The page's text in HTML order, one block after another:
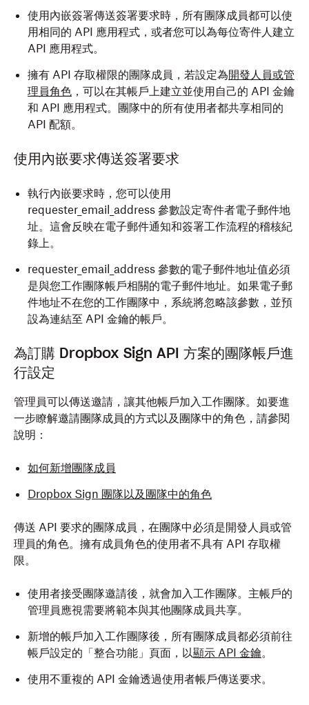
使用內嵌簽署傳送簽署要求時 ，所有團隊成員都可以使
用相同的 API 應用程式 ， 或者您可以為每位寄件人建立
API 應用程式。
擁有 API 存取權限的團隊成員 ， 若設定為開發人員或管
理員角色 ， 可以在其帳戶上建立並使用自己的 API 金鑰
和 API 應用程式。團隊中的所有使用者都共享相同的
API 配額。
使用內嵌要求傳送簽署要求
執行內嵌要求時，您可以使用
requester_email_address 參數設定寄件者電子郵件地
址。這會反映在電子郵件通知和簽署工作流程的稽核紀
錄上。
requester_email_address 參數的電子郵件地址值必須
是與您工作團隊帳戶相關的電子郵件地址。如果電子郵
件地址不在您的工作團隊中，系統將忽略該參數，並預
設為連結至 API 金鑰的帳戶。
為訂購 Dropbox Sign API 方案的團隊帳戶進
行設定
管理員可以傳送邀請，讓其他帳戶加入工作團隊。如要進
一步瞭解邀請團隊成員的方式以及團隊中的角色，請參閱
說明：
如何新增團隊成員
Dropbox Sign 團隊以及團隊中的角色
傳送 API 要求的團隊成員，在團隊中必須是開發人員或管
理員的角色。擁有成員角色的使用者不具有 API 存取權
限。
使用者接受團隊邀請後，就會加入工作團隊。主帳戶的
管理員應視需要將範本與其他團隊成員共享。
新增的帳戶加入工作團隊後，所有團隊成員都必須前往
帳戶設定的「整合功能」 頁面，以顯示 API 金鑰。
使用不重複的 API 金鑰透過使用者帳戶傳送要求。